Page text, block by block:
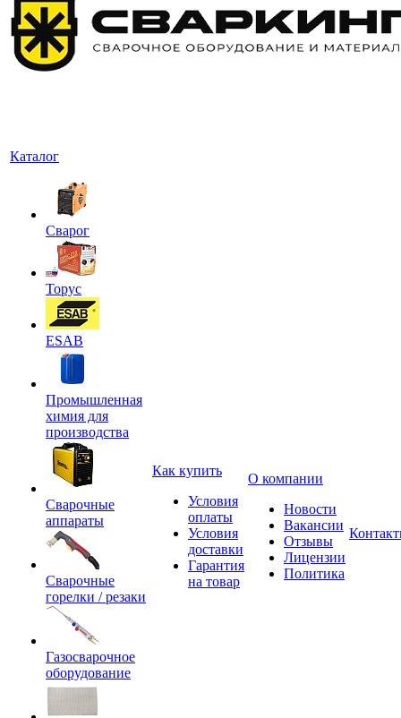
Каталог
Сварог
Торус
ESAB
Промышленная
химия для
производства
Сварочные
аппараты
Сварочные
горелки / резаки
Газосварочное
оборудование
Как купить
Условия
оплаты
Условия
доставки
Гарантия
на товар
О компании
Новости
Вакансии
Отзывы
Лицензии
Политика